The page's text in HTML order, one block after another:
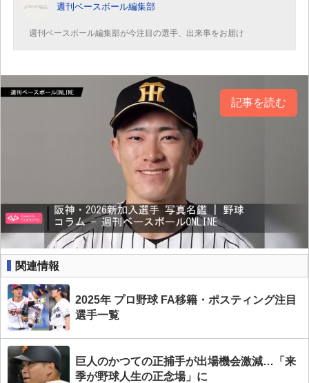
週刊ベースボール編集部
週刊ベースボール編集部が今注目の選手、出来事をお届け
記事を読む
関連情報
2025年 プロ野球 FA移籍・ポスティング注目
選手一覧
巨人のかつての正捕手が出場機会激減…「来
季が野球人生の正念場」に